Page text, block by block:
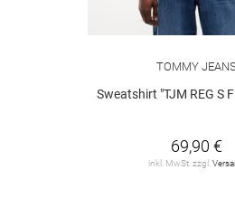
TOMMY
Sweatshirt "TJM REG S FLAG
69,90 €
inkl. MwSt. zzgl.